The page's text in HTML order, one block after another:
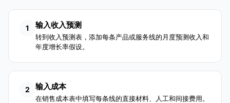
1 输入收入预测
转到收入预测表，添加每条产品或服务线的月度预测收入和
年度增长率假设。
2 输入成本
在销售成本表中填写每条线的直接材料、人工和间接费用。